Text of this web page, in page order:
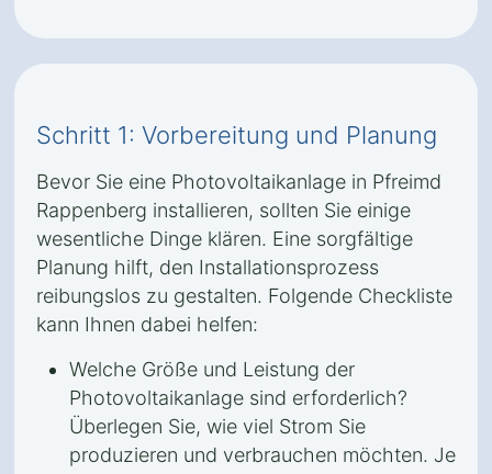
Schritt 1: Vorbereitung und Planung
Bevor Sie eine Photovoltaikanlage in Pfreimd
Rappenberg installieren, sollten Sie einige
wesentliche Dinge klären. Eine sorgfältige
Planung hilft, den Installationsprozess
reibungslos zu gestalten. Folgende Checkliste
kann Ihnen dabei helfen:
Welche Größe und Leistung der
Photovoltaikanlage sind erforderlich?
Überlegen Sie, wie viel Strom Sie
produzieren und verbrauchen möchten. Je